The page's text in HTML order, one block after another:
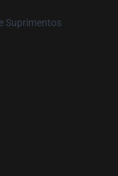
Suprimentos